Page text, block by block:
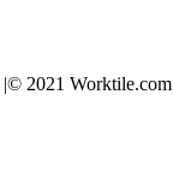
|© 2021 Worktile.com